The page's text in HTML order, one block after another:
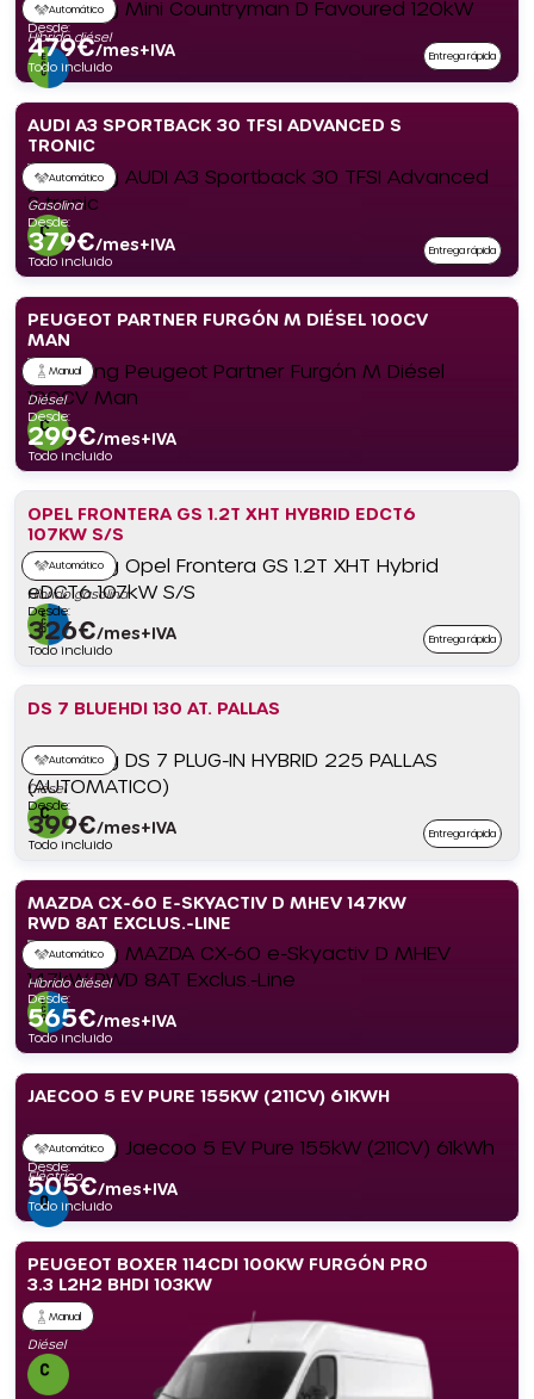
Automático
Híbrido diésel
Desde:
479€/mes+IVA
Todo incluido
Entrega rápida
AUDI A3 SPORTBACK 30 TFSI ADVANCED S
TRONIC
Automático
Gasolina
Desde:
379€/mes+IVA
Todo incluido
Entrega rápida
PEUGEOT PARTNER FURGÓN M DIÉSEL 100CV
MAN
Manual
Diésel
Desde:
299€/mes+IVA
Todo incluido
OPEL FRONTERA GS 1.2T XHT HYBRID EDCT6
107KW S/S
Automático
Híbrido gasolina
Desde:
326€/mes+IVA
Todo incluido
Entrega rápida
DS 7 BLUEHDI 130 AT. PALLAS
Automático
Diésel
Desde:
399€/mes+IVA
Todo incluido
Entrega rápida
MAZDA CX-60 E-SKYACTIV D MHEV 147KW
RWD 8AT EXCLUS.-LINE
Automático
Híbrido diésel
Desde:
565€/mes+IVA
Todo incluido
JAECOO 5 EV PURE 155KW (211CV) 61KWH
Automático
Eléctrico
Desde:
505€/mes+IVA
Todo incluido
PEUGEOT BOXER 114CDI 100KW FURGÓN PRO
3.3 L2H2 BHDI 103KW
Manual
Diésel